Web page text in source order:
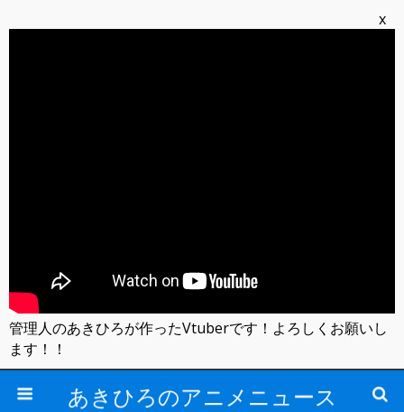
あきひろのアニメニュース
x
管理人のあきひろが作ったVtuberです！よろしくお願いし
ます！！